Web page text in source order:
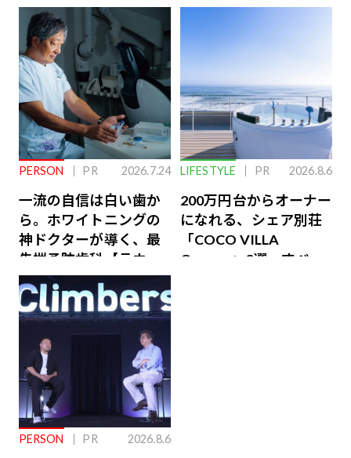
PERSON PR 2026.7.24
一流の自信は白い歯か
ら。ホワイトニングの
神ドクターが導く、最
先端予防歯科【ラウン
ジ会員特典あり】
LIFESTYLE PR 2026.8.6
200万円台からオーナー
になれる、シェア別荘
「COCO VILLA
Owners」3選。すべて
PERSON PR 2026.8.6